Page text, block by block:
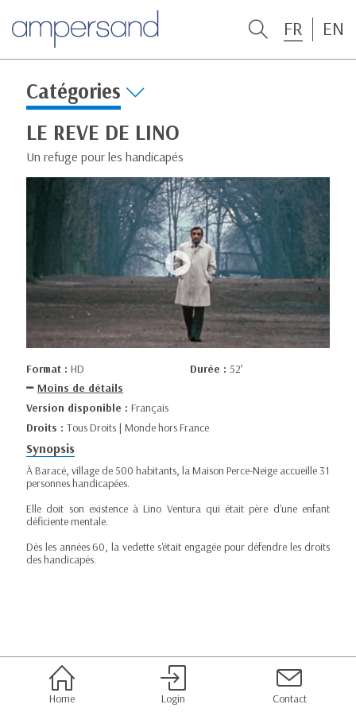
FR EN
Catégories
LE REVE DE LINO
Un refuge pour les handicapés
Format : HD Durée : 52’
Moins de détails
Version disponible : Français
Droits : Tous Droits | Monde hors France
Synopsis
À Baracé, village de 500 habitants, la Maison Perce-Neige accueille 31
personnes handicapées.
Elle doit son existence à Lino Ventura qui était père d'une enfant
déficiente mentale.
Dès les années 60, la vedette s'était engagée pour défendre les droits
des handicapés.
Home Login Contact